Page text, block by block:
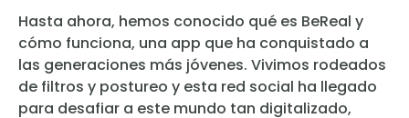
Hasta ahora, hemos conocido qué es BeReal y
cómo funciona, una app que ha conquistado a
las generaciones más jóvenes. Vivimos rodeados
de filtros y postureo y esta red social ha llegado
para desafiar a este mundo tan digitalizado,